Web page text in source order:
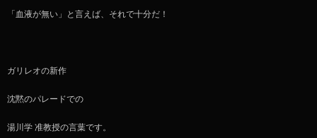
「血液が無い」と言えば、それで十分だ！
ガリレオの新作
沈黙のパレードでの
湯川学 准教授の言葉です。